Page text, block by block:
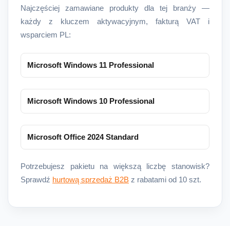
Najczęściej zamawiane produkty dla tej branży —
każdy z kluczem aktywacyjnym, fakturą VAT i
wsparciem PL:
Microsoft Windows 11 Professional
Microsoft Windows 10 Professional
Microsoft Office 2024 Standard
Potrzebujesz pakietu na większą liczbę stanowisk?
Sprawdź hurtową sprzedaż B2B z rabatami od 10 szt.